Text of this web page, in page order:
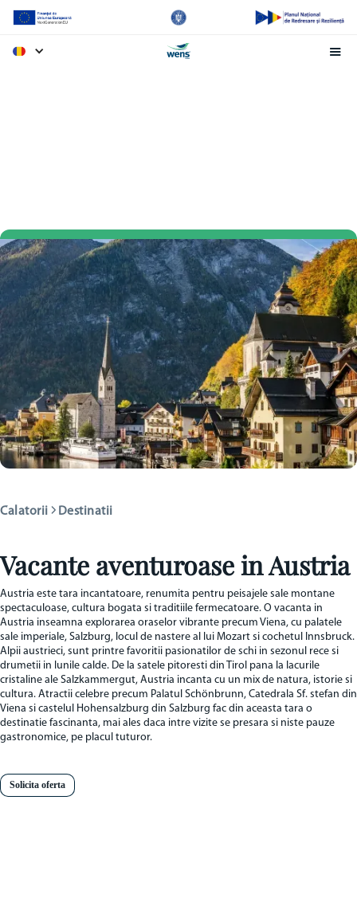
Calatorii Destinatii
Vacante aventuroase in Austria
Austria este tara incantatoare, renumita pentru peisajele sale montane
spectaculoase, cultura bogata si traditiile fermecatoare. O vacanta in
Austria inseamna explorarea oraselor vibrante precum Viena, cu palatele
sale imperiale, Salzburg, locul de nastere al lui Mozart si cochetul Innsbruck.
Alpii austrieci, sunt printre favoritii pasionatilor de schi in sezonul rece si
drumetii in lunile calde. De la satele pitoresti din Tirol pana la lacurile
cristaline ale Salzkammergut, Austria incanta cu un mix de natura, istorie si
cultura. Atractii celebre precum Palatul Schönbrunn, Catedrala Sf. stefan din
Viena si castelul Hohensalzburg din Salzburg fac din aceasta tara o
destinatie fascinanta, mai ales daca intre vizite se presara si niste pauze
gastronomice, pe placul tuturor.
Solicita oferta